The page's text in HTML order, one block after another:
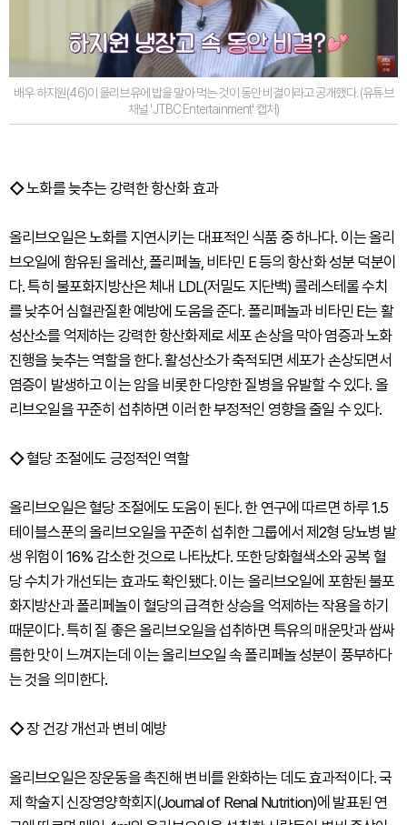
배우 하지원(46)이 올리브유에 밥을 말아 먹는 것이 동안 비결이라고 공개했다. (유튜브
채널 'JTBC Entertainment' 캡처)
◇노화를 늦추는 강력한 항산화 효과
올리브오일은 노화를 지연시키는 대표적인 식품 중 하나다. 이는 올리
브오일에 함유된 올레산, 폴리페놀, 비타민 E 등의 항산화 성분 덕분이
다. 특히 불포화지방산은 체내 LDL(저밀도 지단백) 콜레스테롤 수치
를 낮추어 심혈관질환 예방에 도움을 준다. 폴리페놀과 비타민 E는 활
성산소를 억제하는 강력한 항산화제로 세포 손상을 막아 염증과 노화
진행을 늦추는 역할을 한다. 활성산소가 축적되면 세포가 손상되면서
염증이 발생하고 이는 암을 비롯한 다양한 질병을 유발할 수 있다. 올
리브오일을 꾸준히 섭취하면 이러한 부정적인 영향을 줄일 수 있다.
◇혈당 조절에도 긍정적인 역할
올리브오일은 혈당 조절에도 도움이 된다. 한 연구에 따르면 하루 1.5
테이블스푼의 올리브오일을 꾸준히 섭취한 그룹에서 제2형 당뇨병 발
생 위험이 16% 감소한 것으로 나타났다. 또한 당화혈색소와 공복 혈
당 수치가 개선되는 효과도 확인됐다. 이는 올리브오일에 포함된 불포
화지방산과 폴리페놀이 혈당의 급격한 상승을 억제하는 작용을 하기
때문이다. 특히 질 좋은 올리브오일을 섭취하면 특유의 매운맛과 쌉싸
름한 맛이 느껴지는데 이는 올리브오일 속 폴리페놀 성분이 풍부하다
는 것을 의미한다.
◇장 건강 개선과 변비 예방
올리브오일은 장운동을 촉진해 변비를 완화하는 데도 효과적이다. 국
제 학술지 신장영양학회지(Journal of Renal Nutrition)에 발표된 연